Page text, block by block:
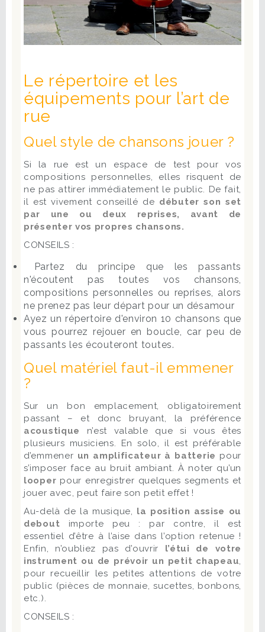
Le répertoire et les
équipements pour l’art de
rue
Quel style de chansons jouer ?
Si la rue est un espace de test pour vos
compositions personnelles, elles risquent de
ne pas attirer immédiatement le public. De fait,
il est vivement conseillé de débuter son set
par une ou deux reprises, avant de
présenter vos propres chansons.
CONSEILS :
Partez du principe que les passants
n'écoutent pas toutes vos chansons,
compositions personnelles ou reprises, alors
ne prenez pas leur départ pour un désamour
Ayez un répertoire d'environ 10 chansons que
vous pourrez rejouer en boucle, car peu de
passants les écouteront toutes.
Quel matériel faut-il emmener
?
Sur un bon emplacement, obligatoirement
passant – et donc bruyant, la préférence
acoustique
n’est valable que si vous êtes
plusieurs musiciens. En solo, il est préférable
d’emmener un amplificateur à batterie pour
s’imposer face au bruit ambiant. À noter qu’un
looper pour enregistrer quelques segments et
jouer avec, peut faire son petit effet !
Au-delà de la musique, la position assise ou
debout importe peu : par contre, il est
essentiel d’être à l’aise dans l’option retenue !
Enfin, n’oubliez pas d’ouvrir l’étui de votre
instrument ou de prévoir un petit chapeau,
pour recueillir les petites attentions de votre
public (pièces de monnaie, sucettes, bonbons,
etc.).
CONSEILS :